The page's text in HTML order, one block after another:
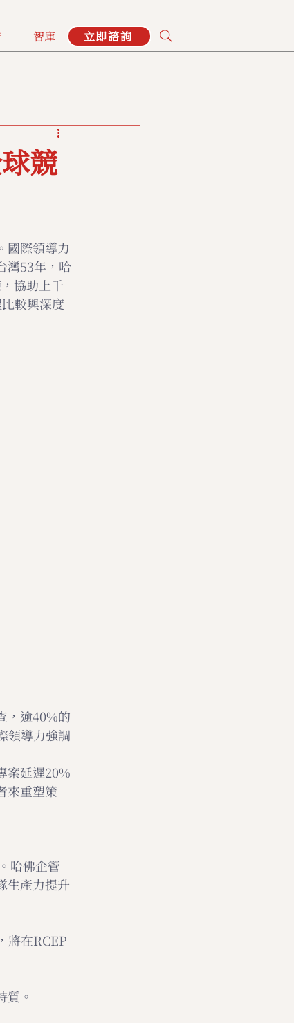
智庫 立即諮詢
競
國際領導力
灣53年，哈
協助上千
較與深度
，逾40%的
領導力強調
案延遲20%
來重塑策
哈佛企管
生產力提升
將在RCEP
質。